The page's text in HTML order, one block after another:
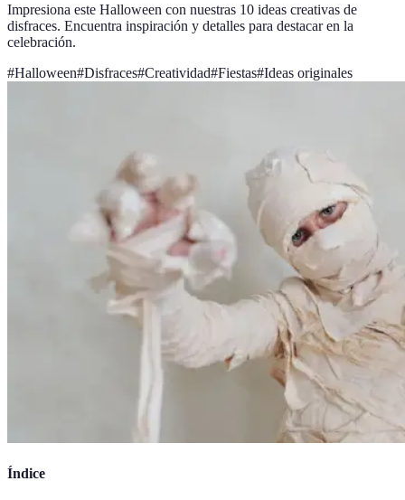
Impresiona este Halloween con nuestras 10 ideas creativas de
disfraces. Encuentra inspiración y detalles para destacar en la
celebración.
#Halloween#Disfraces#Creatividad#Fiestas#Ideas originales
Índice